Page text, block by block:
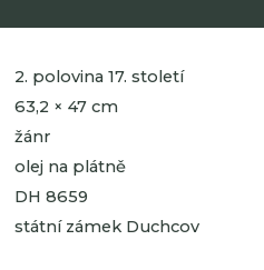
2. polovina 17. století
63,2 × 47 cm
žánr
olej na plátně
DH 8659
státní zámek Duchcov